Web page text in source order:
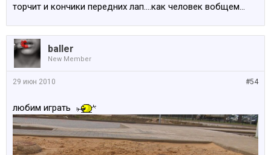
торчит и кончики передних лап....как человек вобщем...
baller
New Member
#54
29 июн 2010
любим играть